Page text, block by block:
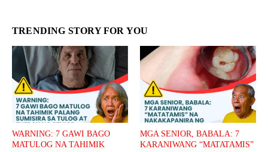
TRENDING STORY FOR YOU
WARNING: 7 GAWI BAGO
MATULOG NA TAHIMIK
MGA SENIOR, BABALA: 7
KARANIWANG “MATATAMIS”